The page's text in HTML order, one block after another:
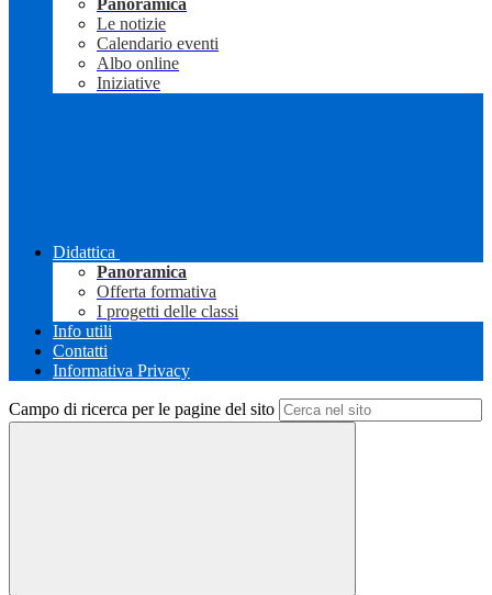
Panoramica
Le notizie
Calendario eventi
Albo online
Iniziative
Didattica
Panoramica
Offerta formativa
I progetti delle classi
Info utili
Contatti
Informativa Privacy
Campo di ricerca per le pagine del sito